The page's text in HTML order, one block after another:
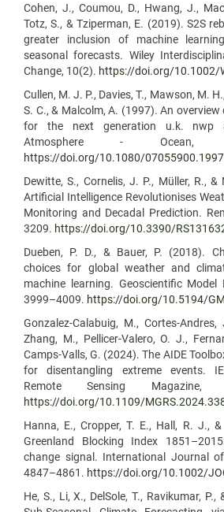
Cohen, J., Coumou, D., Hwang, J.,
Totz, S., & Tziperman, E. (2019). S2S
greater inclusion of machine
seasonal forecasts. Wiley
Change, 10(2). https://doi.org/10.1002/
Cullen, M. J. P., Davies, T., Mawson, M.
S. C., & Malcolm, A. (1997). An
for the next generation u.k. nwp
Atmosphere - Ocean,
https://doi.org/10.1080/
Dewitte, S., Cornelis, J. P., Müller, R.,
Artificial Intelligence Revolutionises
Monitoring and Decadal Prediction.
3209. https://doi.org/10.3390/
Dueben, P. D., & Bauer, P. (2018).
choices for global weather and
machine learning. Geoscientific Model
3999–4009. https://doi.org/10.5194/
Gonzalez-Calabuig, M., Cortes-
Zhang, M., Pellicer-Valero, O. J.,
Camps-Valls, G. (2024). The AIDE
for disentangling extreme events.
Remote Sensing Magazine,
https://doi.org/10.1109/
Hanna, E., Cropper, T. E., Hall, R. J.,
Greenland Blocking Index
change signal. International Journal
4847–4861. https://doi.org/10.1002/
He, S., Li, X., DelSole, T., Ravikumar,